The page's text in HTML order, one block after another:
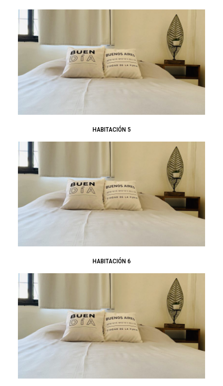
HABITACIÓN 5
HABITACIÓN 6